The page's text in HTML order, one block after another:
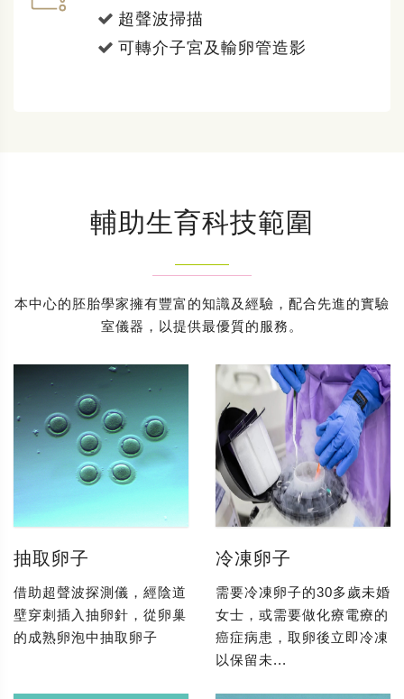
超聲波掃描
可轉介子宮及輸卵管造影
輔助生育科技範圍
本中心的胚胎學家擁有豐富的知識及經驗，配合先進的實驗
室儀器，以提供最優質的服務。
抽取卵子
借助超聲波探測儀，經陰道
壁穿刺插入抽卵針，從卵巢
的成熟卵泡中抽取卵子
冷凍卵子
需要冷凍卵子的30多歲未婚
女士，或需要做化療電療的
癌症病患，取卵後立即冷凍
以保留未...